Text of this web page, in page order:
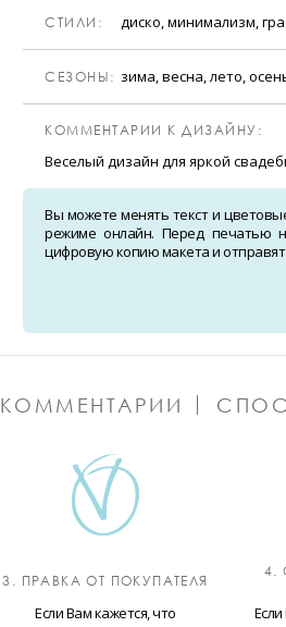
CТИЛИ: диско, минимализм,
CЕЗОНЫ: зима, весна, лето,
КОММЕНТАРИИ К ДИЗАЙНУ:
Веселый дизайн для яркой
Вы можете менять текст и
режиме онлайн. Перед печатью
цифровую копию макета и отправят
КОММЕНТАРИИ
3. ПРАВКА ОТ ПОКУПАТЕЛЯ
Если Вам кажется, что
4.